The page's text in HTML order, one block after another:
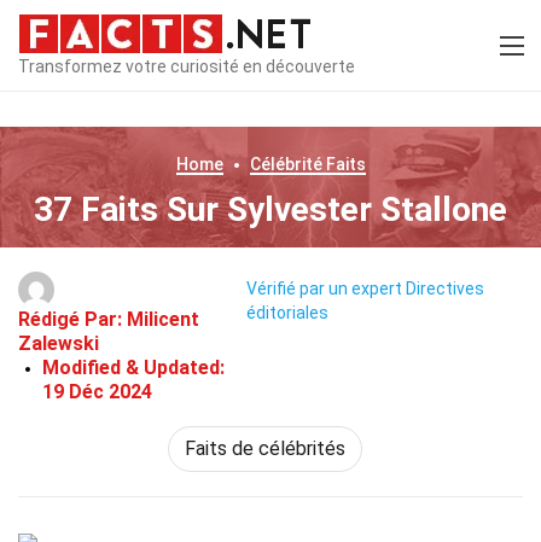
Transformez votre curiosité en découverte
Home CélébritéFaits
37 Faits Sur Sylvester Stallone
Rédigé Par: Milicent
Zalewski
Modified & Updated:
19 Déc 2024
Vérifié par un expert Directives
éditoriales
Faits de célébrités